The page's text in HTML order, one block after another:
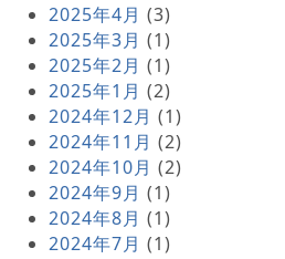
2025年4月 (3)
2025年3月 (1)
2025年2月 (1)
2025年1月 (2)
2024年12月 (1)
2024年11月 (2)
2024年10月 (2)
2024年9月 (1)
2024年8月 (1)
2024年7月 (1)